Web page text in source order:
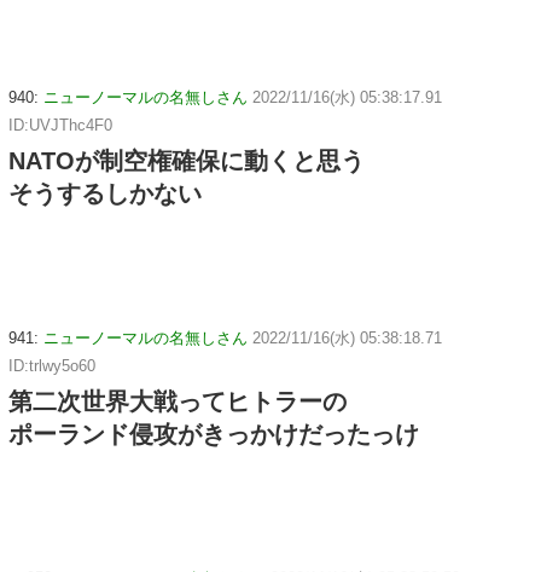
940: ニューノーマルの名無しさん 2022/11/16(水) 05:38:17.91
ID:UVJThc4F0
NATOが制空権確保に動くと思う
そうするしかない
941: ニューノーマルの名無しさん 2022/11/16(水) 05:38:18.71
ID:trlwy5o60
第二次世界大戦ってヒトラーの
ポーランド侵攻がきっかけだったっけ